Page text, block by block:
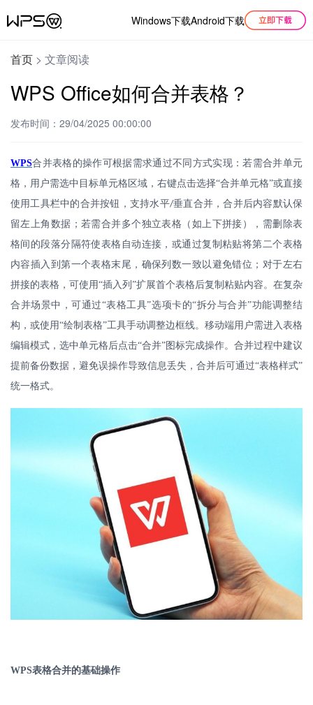
Windows下载Android下载
首页 > 文章阅读
WPS Office如何合并表格？
发布时间：29/04/2025 00:00:00
WPS合并表格的操作可根据需求通过不同方式实现：若需合并单元
格，用户需选中目标单元格区域，右键点击选择“合并单元格”或直接
使用工具栏中的合并按钮，支持水平/垂直合并，合并后内容默认保
留左上角数据；若需合并多个独立表格（如上下拼接），需删除表
格间的段落分隔符使表格自动连接，或通过复制粘贴将第二个表格
内容插入到第一个表格末尾，确保列数一致以避免错位；对于左右
拼接的表格，可使用“插入列”扩展首个表格后复制粘贴内容。在复杂
合并场景中，可通过“表格工具”选项卡的“拆分与合并”功能调整结
构，或使用“绘制表格”工具手动调整边框线。移动端用户需进入表格
编辑模式，选中单元格后点击“合并”图标完成操作。合并过程中建议
提前备份数据，避免误操作导致信息丢失，合并后可通过“表格样式”
统一格式。
WPS表格合并的基础操作